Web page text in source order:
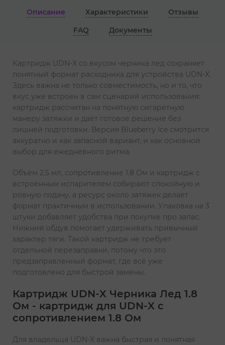
Описание Характеристики
Отзывы
FAQ
Документы
Картридж UDN-X со вкусом черника лед сохраняет
понятный формат расходника для устройства UDN-X.
Здесь важна не только совместимость, но и то, что
вкус уже встроен в сам сценарий использования:
картридж рассчитан на понятную сигаретную
манеру затяжки и даёт готовое решение без
лишней подготовки. Версия Blueberry Ice смотрится
аккуратно и как запасной вариант, и как основной
выбор для ежедневного ритма.
Объём 2.5 мл, сопротивление 1.8 Ом и картридж с
встроенным испарителем собирают спокойную и
ровную подачу, а ресурс около затяжек делает
формат практичным в использовании. Упаковка на 3
штуки добавляет удобства при покупке про запас.
Нижний обдув помогает удерживать привычный
характер тяги. Такой картридж не требует
отдельной перезаправки, потому что это
предзаправленный формат, где всё уже
подготовлено для быстрой замены.
Картридж UDN-X Черника Лед 1.8
Ом - картридж для UDN-X с
сопротивлением 1.8 Ом
Для владельца UDN-X важна быстрая и понятная